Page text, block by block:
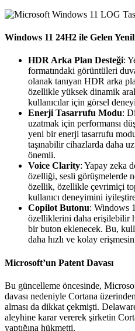
Windows 11 24H2 ile Gelen
HDR Arka Plan Desteği:
formatındaki görüntüleri
olanak tanıyan HDR arka
özellikle yüksek dinamik
kullanıcılar için görsel
Enerji Tasarrufu Modu:
uzatmak için performansı
yeni bir enerji tasarrufu
taşınabilir cihazlarda daha
önemli.
Voice Clarity: Yapay zeka
özelliği, sesli görüşmelerde
özellik, özellikle çevrimiçi
kullanıcı deneyimini
Copilot Butonu: Windows
özelliklerini daha erişilebilir
bir buton eklenecek. Bu,
daha hızlı ve kolay
Microsoft’un Patent Davası
Bu güncelleme öncesinde,
davası nedeniyle Cortana
alması da dikkat çekmişti.
aleyhine karar vererek şirketin
yaptığına hükmetti.